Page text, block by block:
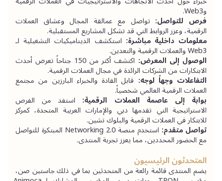
وWeb3.
فرص للتواصل:
الرقمية، وعزز الروابط التي قد تشكل المشاريع المستقبلية.
معلومات داخلية مباشرة:
Web3 والعملات الرقمية والتعدين.
الوصول إلى المعرض:
الابتكارات من الشركات الرائدة في مجال العملات الرقمية.
التفاعلات وجهاً لوجه:
العملات الرقمية العالمي شخصياً.
بوابة إلى عاصمة العملات الرقمية:
الاستراتيجية التي تقدمها دبي والإمارات العربية المتحدة، كمركز
للابتكار في العملات الرقمية والبلوك تشين.
تواصل متقدم:
مع الحضور المحددين، مما يعزز تجربة المنتدى.
المتحدثون الرئيسيون